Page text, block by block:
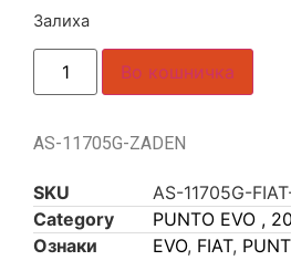
Залиха
Во кошничка
AS-11705G-ZADEN
SKU
AS-11705G-
Category
PUNTO EVO ,
Ознаки
EVO, FIAT,